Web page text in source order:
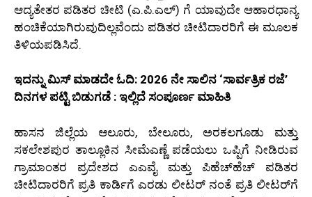
ಆದ್ಯತೇತರ ಪಡಿತರ ಚೀಟಿ (ಎ.ಪಿ.ಎಲ್) ಗೆ ಯಾವುದೇ ಆಹಾರಧಾನ್ಯ
ಹಂಚಿಕೆಯಾಗಿರುವುದಿಲ್ಲವೆಂದು ಪಡಿತರ ಚೀಟಿದಾರರಿಗೆ ಈ ಮೂಲಕ
ತಿಳಿಯಪಡಿಸಿದೆ.
ಇದನ್ನು ಮಿಸ್‌ ಮಾಡದೇ ಓದಿ: 2026 ನೇ ಸಾಲಿನ ‘ಸಾರ್ವತ್ರಿಕ ರಜೆ’
ದಿನಗಳ ಪಟ್ಟಿ ಬಿಡುಗಡೆ : ಇಲ್ಲಿದೆ ಸಂಪೂರ್ಣ ಮಾಹಿತಿ
ಹಾಸನ ಜಿಲ್ಲೆಯ ಆಲೂರು, ಬೇಲೂರು, ಅರಕಲಗೂಡು ಮತ್ತು
ಸಕಲೇಶಪುರ ತಾಲ್ಲೂಕಿನ ಸೀಮೆಎಣ್ಣೆ ಪಡೆಯಲು ಒಪ್ಪಿಗೆ ನೀಡಿರುವ
ಗ್ರಾಮಾಂತರ ಪ್ರದೇಶದ ಎಎವೈ ಮತ್ತು ಪಿಹೆಚ್‌ಹೆಚ್ ಪಡಿತರ
ಚೀಟಿದಾರರಿಗೆ ಪ್ರತಿ ಕಾರ್ಡಿಗೆ ಎರಡು ಲೀಟರ್ ನಂತೆ ಪ್ರತಿ ಲೀಟರ್‌ಗೆ